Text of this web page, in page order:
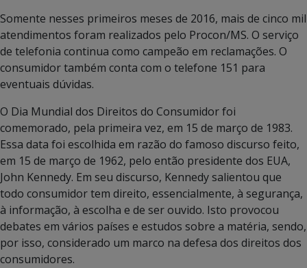
Somente nesses primeiros meses de 2016, mais de cinco mil
atendimentos foram realizados pelo Procon/MS. O serviço
de telefonia continua como campeão em reclamações. O
consumidor também conta com o telefone 151 para
eventuais dúvidas.
O Dia Mundial dos Direitos do Consumidor foi
comemorado, pela primeira vez, em 15 de março de 1983.
Essa data foi escolhida em razão do famoso discurso feito,
em 15 de março de 1962, pelo então presidente dos EUA,
John Kennedy. Em seu discurso, Kennedy salientou que
todo consumidor tem direito, essencialmente, à segurança,
à informação, à escolha e de ser ouvido. Isto provocou
debates em vários países e estudos sobre a matéria, sendo,
por isso, considerado um marco na defesa dos direitos dos
consumidores.